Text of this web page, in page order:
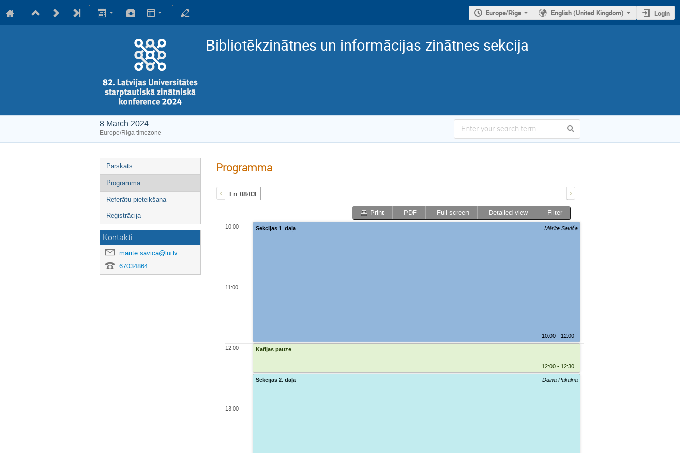
Europe/Riga English (United Kingdom) Login
Bibliotēkzinātnes un informācijas zinātnes sekcija
8 March 2024
Europe/Riga timezone
Pārskats
Programma
Referātu pieteikšana
Reģistrācija
Kontakti
marite.savica@lu.lv
67034864
Programma
Fri 08/03
Print PDF Full screen Detailed view Filter
10:00
11:00
12:00
13:00
Sekcijas 1. daļa Mārīte Saviča
10:00 - 12:00
Kafijas pauze
12:00 - 12:30
Sekcijas 2. daļa
Daina Pakalna